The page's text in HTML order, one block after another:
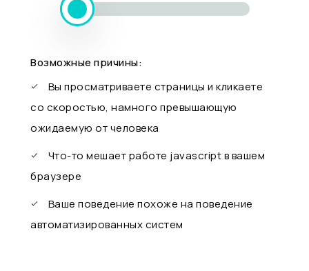
Возможные причины:
Вы просматриваете страницы и кликаете
со скоростью, намного превышающую
ожидаемую от человека
Что-то мешает работе javascript в вашем
браузере
Ваше поведение похоже на поведение
автоматизированных систем